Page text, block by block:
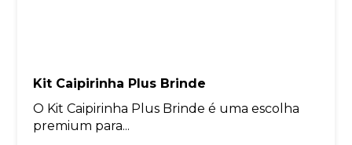
Kit Caipirinha Plus Brinde
O Kit Caipirinha Plus Brinde é uma escolha
premium para...